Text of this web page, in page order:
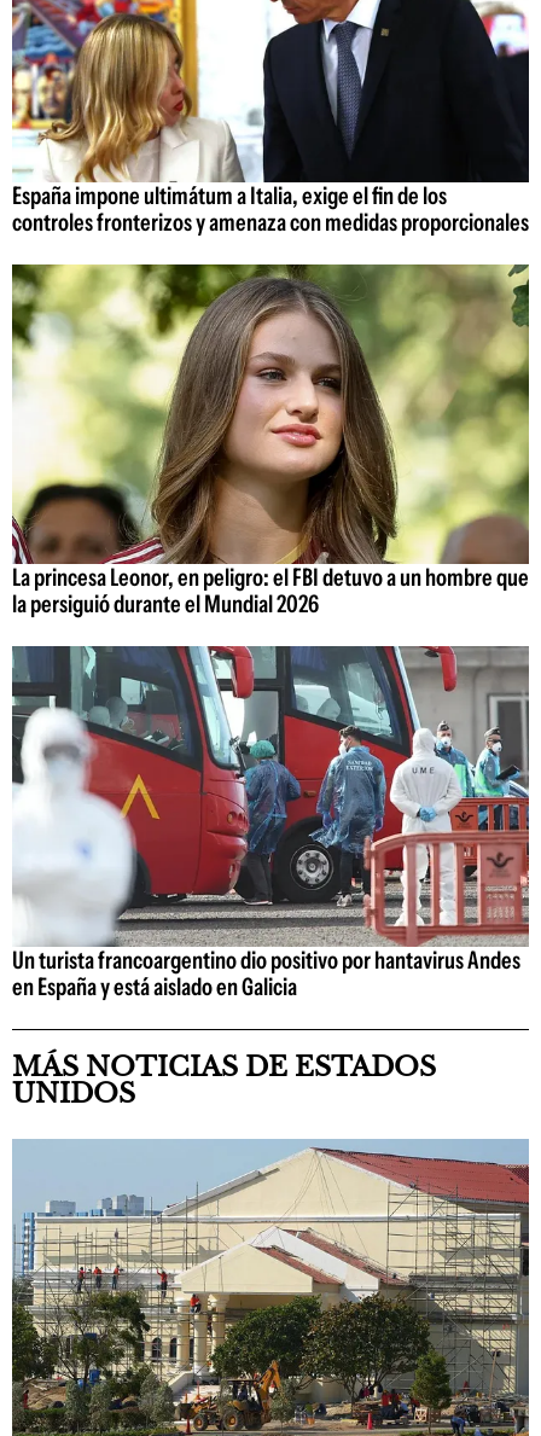
España impone ultimátum a Italia, exige el fin de los
controles fronterizos y amenaza con medidas proporcionales
La princesa Leonor, en peligro: el FBI detuvo a un hombre que
la persiguió durante el Mundial 2026
Un turista francoargentino dio positivo por hantavirus Andes
en España y está aislado en Galicia
MÁS NOTICIAS DE ESTADOS
UNIDOS